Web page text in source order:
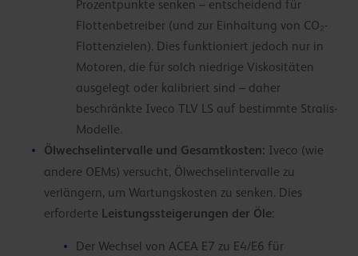
Prozentpunkte senken – entscheidend für
Flottenbetreiber (und zur Einhaltung von CO₂-
Flottenzielen). Dies funktioniert jedoch nur in
Motoren, die für solch niedrige Viskositäten
ausgelegt oder kalibriert sind – daher
beschränkte Iveco TLV LS auf bestimmte Stralis-
Modelle.
Ölwechselintervalle und Gesamtkosten: Iveco (wie
andere OEMs) versucht, Ölwechselintervalle zu
verlängern, um Wartungskosten zu senken. Dies
erforderte Leistungssteigerungen der Öle:
Der Wechsel von ACEA E7 zu E4/E6 für